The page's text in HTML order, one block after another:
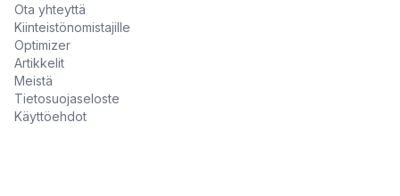
Ota yhteyttä
Kiinteistönomistajille
Optimizer
Artikkelit
Meistä
Tietosuojaseloste
Käyttöehdot